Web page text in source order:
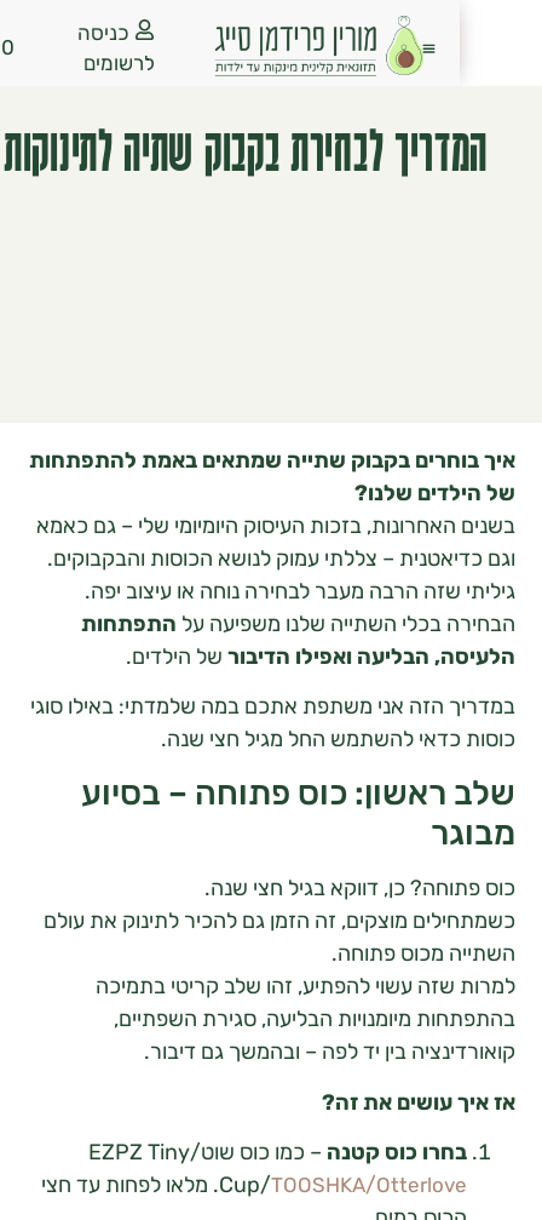
לרשומים
0.00
לבחירת בקבוק שתיה לתינוקות
בקבוק שתייה שמתאים באמת להתפתחות
שלנו?
בזכות העיסוק היומיומי שלי – גם כאמא
– צללתי עמוק לנושא הכוסות והבקבוקים.
שזה הרבה מעבר לבחירה נוחה או עיצוב יפה.
בכלי השתייה שלנו משפיעה עלהתפתחות
הבליעה ואפילו הדיבורשל הילדים.
הזה אני משתפת אתכם במה שלמדתי: באילו סוגי
כדאי להשתמש החל מגיל חצי שנה.
כוס פתוחה – בסיוע
כן, דווקא בגיל חצי שנה.
מוצקים, זה הזמן גם להכיר לתינוק את עולם
מכוס פתוחה.
עשוי להפתיע, זהו שלב קריטי בתמיכה
מיומנויות הבליעה, סגירת השפתיים,
בין יד לפה – ובהמשך גם דיבור.
עושים את זה?
כוס קטנה
– כמו כוס שוט/EZPZ Tiny
Cup/TOOSHKA/
. מלאו לפחות עד חצי